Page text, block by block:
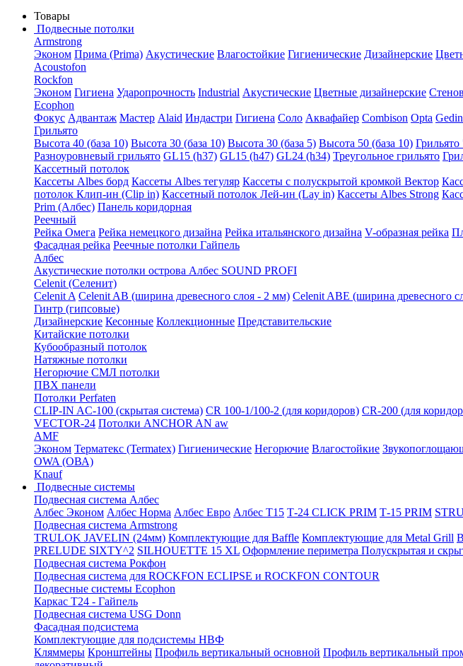
Товары
Подвесные потолки
Armstrong
Эконом Прима (Prima) Акустические Влагостойкие Гигиенические Дизайнерские
Acoustofon
Rockfon
Эконом Гигиена Ударопрочность Industrial Акустические Цветные дизайнерские
Ecophon
Фокус Адвантаж Мастер Alaid Индастри Гигиена Соло Аквафайер Combison Opta
Грильято
Высота 40 (база 10) Высота 30 (база 10) Высота 30 (база 5) Высота 50 (база 10)
Разноуровневый грильято GL15 (h37) GL15 (h47) GL24 (h34) Треугольное грильято
Кассетный потолок
Кассеты Albes борд Кассеты Albes тегуляр Кассеты с полускрытой кромкой Вектор
потолок Клип-ин (Clip in) Кассетный потолок Лей-ин (Lay in) Кассеты Albes Strong
Prim (Албес) Панель коридорная
Реечный
Рейка Омега Рейка немецкого дизайна Рейка итальянского дизайна V-образная рейка
Фасадная рейка Реечные потолки Гайпель
Албес
Акустические потолки острова Албес SOUND PROFI
Celenit (Селенит)
Celenit A Celenit AB (ширина древесного слоя - 2 мм) Celenit ABE (ширина древесного
Гинтр (гипсовые)
Дизайнерские Кесонные Коллекционные Представительские
Китайские потолки
Кубообразный потолок
Натяжные потолки
Негорючие СМЛ потолки
ПВХ панели
Потолки Perfaten
CLIP-IN AC-100 (скрытая система) CR 100-1/100-2 (для коридоров) CR-200 (для
VECTOR-24 Потолки ANCHOR AN aw
AMF
Эконом Терматекс (Termatex) Гигиенические Негорючие Влагостойкие
OWA (ОВА)
Knauf
Подвесные системы
Подвесная система Албес
Албес Эконом Албес Норма Албес Евро Албес T15 Т-24 CLICK PRIM Т-15 PRIM
Подвесная система Armstrong
TRULOK JAVELIN (24мм) Комплектующие для Baffle Комплектующие для Metal Grill
PRELUDE SIXTY^2 SILHOUETTE 15 XL Оформление периметра Полускрытая и
Подвесная система Рокфон
Подвесная система для ROCKFON ECLIPSE и ROCKFON CONTOUR
Подвесные системы Ecophon
Каркас Т24 - Гайпель
Подвесная система USG Donn
Фасадная подсистема
Комплектующие для подсистемы НВФ
Кляммеры Кронштейны Профиль вертикальный основной Профиль вертикальный